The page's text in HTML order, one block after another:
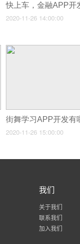
2020-11-26 14:00:00
2020-11-26 15:00:00
我们
关于我们
联系我们
加入我们